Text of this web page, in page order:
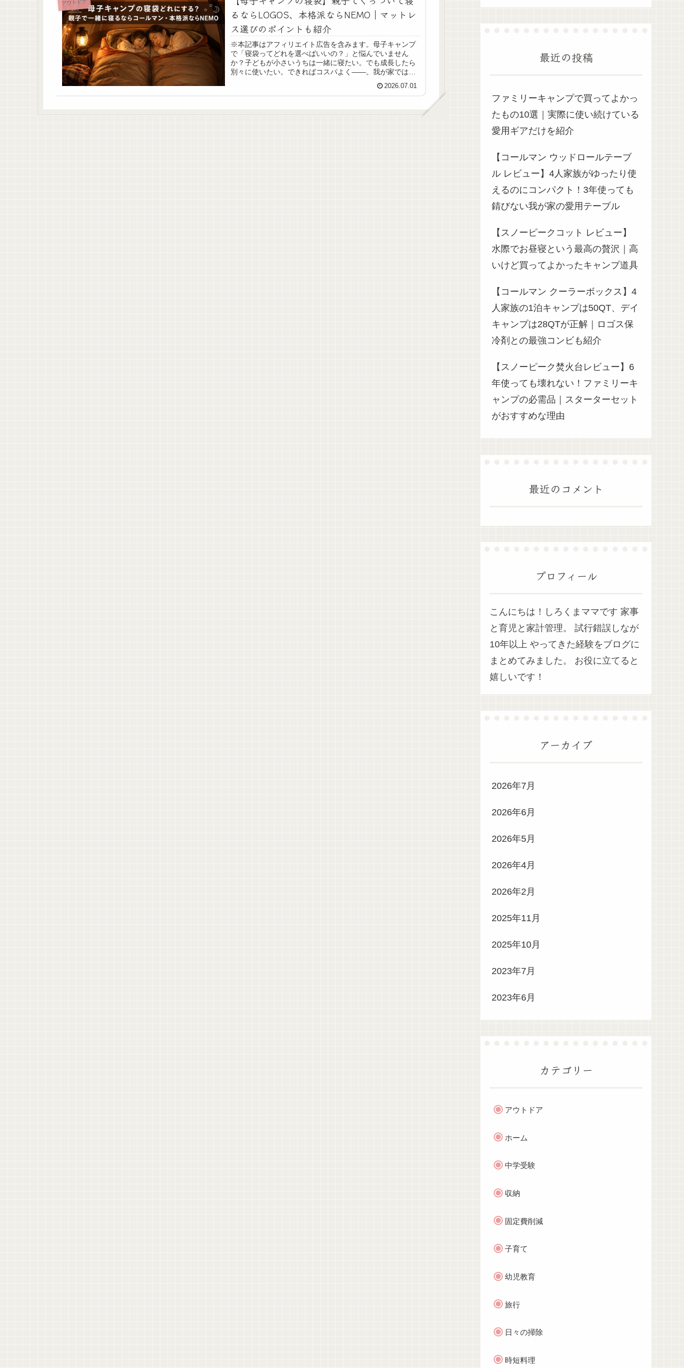
アウトドア
るならLOGOS、本格派ならNEMO｜マットレ
ス選びのポイントも紹介
※本記事はアフィリエイト広告を含みます。母子キャンプ
で「寝袋ってどれを選べばいいの？」と悩んでいません
か？子どもが小さいうちは一緒に寝たい。でも成長したら
別々に使いたい。できればコスパよく——。我が家では、
2026.07.01
最近の投稿
ファミリーキャンプで買ってよかっ
たもの10選｜実際に使い続けている
愛用ギアだけを紹介
【コールマン ウッドロールテーブ
ル レビュー】4人家族がゆったり使
えるのにコンパクト！3年使っても
錆びない我が家の愛用テーブル
【スノーピークコット レビュー】
水際でお昼寝という最高の贅沢｜高
いけど買ってよかったキャンプ道具
【コールマン クーラーボックス】4
人家族の1泊キャンプは50QT、デイ
キャンプは28QTが正解｜ロゴス保
冷剤との最強コンビも紹介
【スノーピーク焚火台レビュー】6
年使っても壊れない！ファミリーキ
ャンプの必需品｜スターターセット
がおすすめな理由
最近のコメント
プロフィール
こんにちは！しろくまママです 家事
と育児と家計管理。 試行錯誤しなが
10年以上 やってきた経験をブログに
まとめてみました。 お役に立てると
嬉しいです！
アーカイブ
2026年7月
2026年6月
2026年5月
2026年4月
2026年2月
2025年11月
2025年10月
2023年7月
2023年6月
カテゴリー
アウトドア
ホーム
中学受験
収納
固定費削減
子育て
幼児教育
旅行
日々の掃除
時短料理